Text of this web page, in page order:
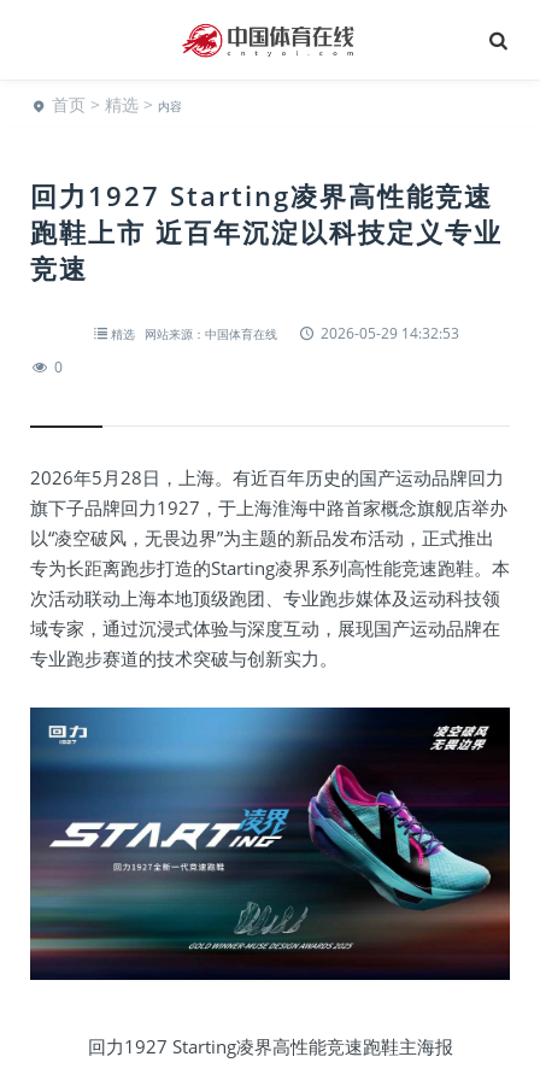
首页 > 精选 > 内容
回力1927 Starting凌界高性能竞速
跑鞋上市 近百年沉淀以科技定义专业
竞速
精选 网站来源：中国体育在线
2026-05-29 14:32:53
0
2026年5月28日，上海。有近百年历史的国产运动品牌回力
旗下子品牌回力1927，于上海淮海中路首家概念旗舰店举办
以“凌空破风，无畏边界”为主题的新品发布活动，正式推出
专为长距离跑步打造的Starting凌界系列高性能竞速跑鞋。本
次活动联动上海本地顶级跑团、专业跑步媒体及运动科技领
域专家，通过沉浸式体验与深度互动，展现国产运动品牌在
专业跑步赛道的技术突破与创新实力。
回力1927 Starting凌界高性能竞速跑鞋主海报